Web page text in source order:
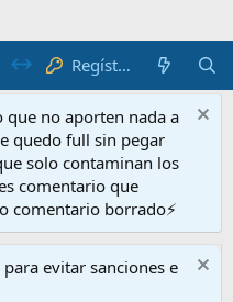
Regístrate
no aporten nada a
quedo full sin pegar
solo contaminan los
comentario que
comentario borrado⚡
evitar sanciones e